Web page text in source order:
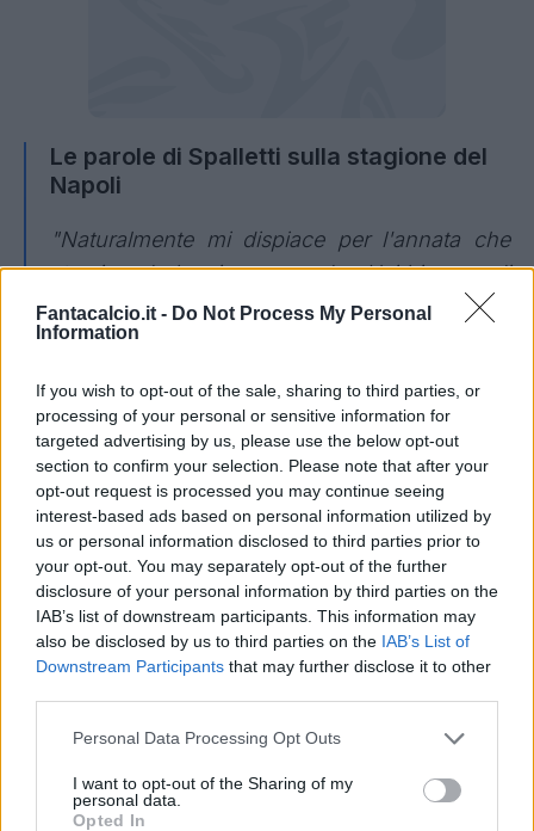
Fantacalcio.it - Do Not Process My Personal
Information
If you wish to opt-out of the sale, sharing to third parties, or
processing of your personal or sensitive information for
targeted advertising by us, please use the below opt-out
section to confirm your selection. Please note that after your
opt-out request is processed you may continue seeing
interest-based ads based on personal information utilized by
us or personal information disclosed to third parties prior to
your opt-out. You may separately opt-out of the further
disclosure of your personal information by third parties on the
IAB’s list of downstream participants. This information may
also be disclosed by us to third parties on the IAB’s List of
Downstream Participants that may further disclose it to other
Personal Data Processing Opt Outs
I want to opt-out of the Sharing of my
personal data.
Opted In
Le parole di Spalletti sulla stagione del
Napoli
"Naturalmente mi dispiace per l'annata che
sta vivendo la mia ex squadra. Hai bisogno di
reclutare tutte le forze a disposizione per cui
non dipende mai da una persona sola, ma
tantissimi particolari. In quell'ambiente lì noi
eravamo riusciti a contagiare delle persone
per lo stesso obiettivo, per cui questo fatto di
trovare delle cose di qualità dove creano
predisposizione, attenzione, uscire dallo
spogliatoio e uscire il campo sempre segnato
bene, tutto in ordine anche fuori dal perimetro
di gioco, diventa una qualità importante. Il
'sarò con te' sulle casacche va a tentare di
coinvolgere non solo chi è dentro al campo,
ma anche i 'nonnini' che sono sulle panchine
ai Quartieri Spagnoli, è come dire che siamo
tutti importanti per i risultati della squadra".